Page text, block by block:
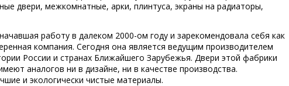
двери, межкомнатные, арки, плинтуса, экраны на радиаторы,
работу в далеком 2000-ом году и зарекомендовала себя как
компания. Сегодня она является ведущим производителем
России и странах Ближайшего Зарубежья. Двери этой фабрики
аналогов ни в дизайне, ни в качестве производства.
и экологически чистые материалы.